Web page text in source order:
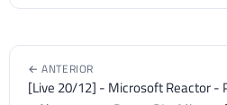
← ANTERIOR
[Live 20/12] - Microsoft Reactor -